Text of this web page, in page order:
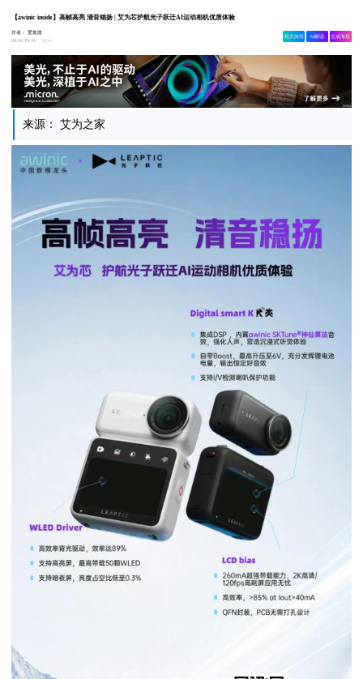
【awinic inside】高帧高亮 清音稳扬 | 艾为芯护航光子跃迁AI运动相机优质体验
作者：爱集微
06-04 19:16
3w
相关舆情 AI解读 生成海报
来源： 艾为之家